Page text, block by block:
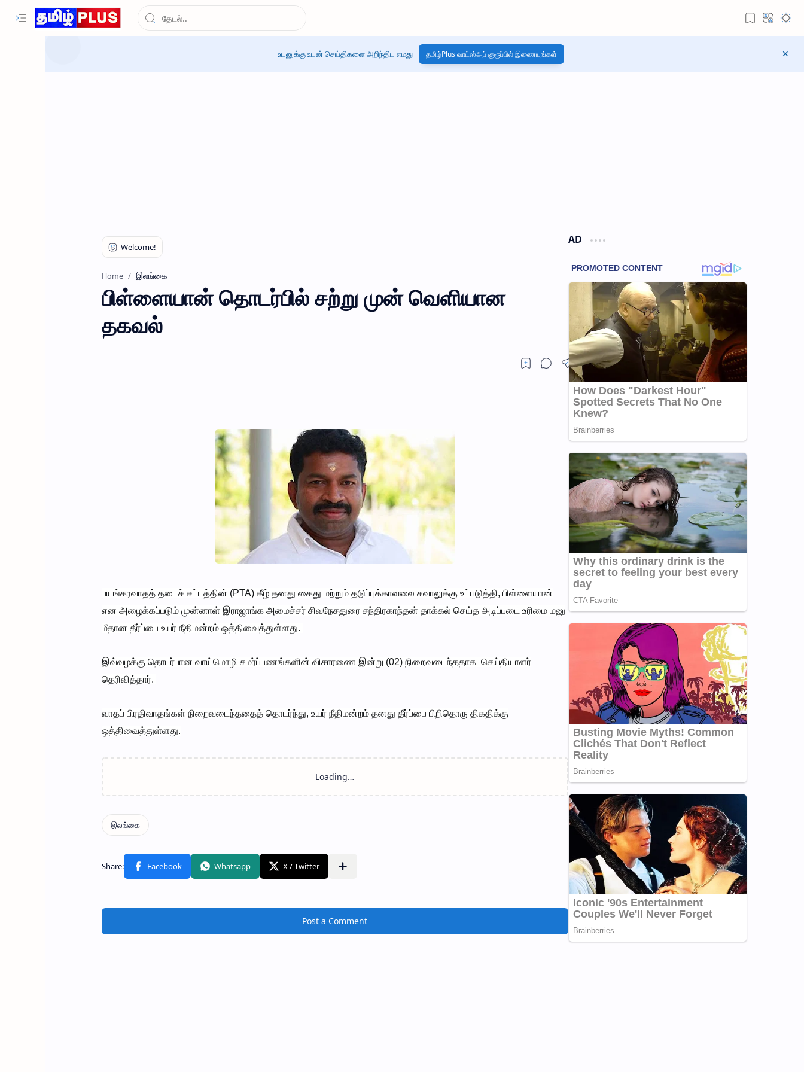
உடனுக்கு உடன் செய்திகளை அறிந்திட எமது தமிழ்Plus வாட்ஸ்அப் குரூப்பில் இணையுங்கள்
Home இலங்கை
பிள்ளையான் தொடர்பில் சற்று முன் வெளியான
தகவல்
பயங்கரவாதத் தடைச் சட்டத்தின் (PTA) கீழ் தனது கைது மற்றும் தடுப்புக்காவலை சவாலுக்கு உட்படுத்தி, பிள்ளையான்
என அழைக்கப்படும் முன்னாள் இராஜாங்க அமைச்சர் சிவநேசதுரை சந்திரகாந்தன் தாக்கல் செய்த அடிப்படை உரிமை மனு
மீதான தீர்ப்பை உயர் நீதிமன்றம் ஒத்திவைத்துள்ளது.
இவ்வழக்கு தொடர்பான வாய்மொழி சமர்ப்பணங்களின் விசாரணை இன்று (02) நிறைவடைந்ததாக செய்தியாளர்
தெரிவித்தார்.
வாதப் பிரதிவாதங்கள் நிறைவடைந்ததைத் தொடர்ந்து, உயர் நீதிமன்றம் தனது தீர்ப்பை பிறிதொரு திகதிக்கு
ஒத்திவைத்துள்ளது.
Post a Comment
AD